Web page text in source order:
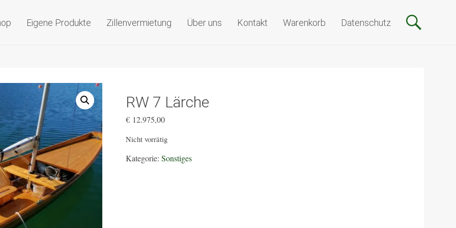
nach Maß
Eigene Produkte Zillenvermietung Über uns Kontakt Warenkorb Datenschutz
RW 7 Lärche
€ 12.975,00
Nicht vorrätig
Kategorie:Sonstiges